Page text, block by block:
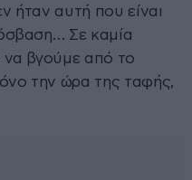
ήταν αυτή που είναι
Σε καμία
βγούμε από το
την ώρα της ταφής,